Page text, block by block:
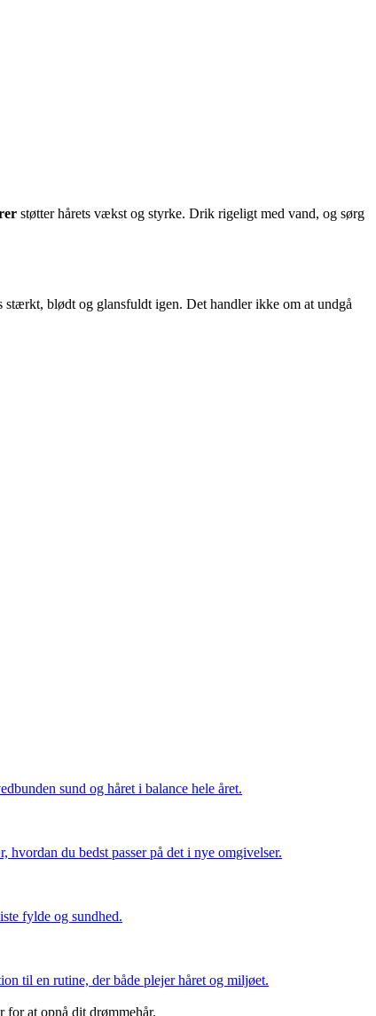
støtter hårets vækst og styrke. Drik rigeligt med vand, og sørg
blødt og glansfuldt igen. Det handler ikke om at undgå
sund og håret i balance hele året.
du bedst passer på det i nye omgivelser.
fylde og sundhed.
til en rutine, der både plejer håret og miljøet.
at opnå dit drømmehår.